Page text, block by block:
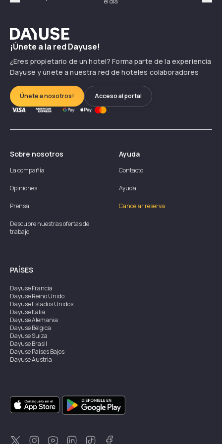
Précédent
Dayuse
¡Únete a la red Dayuse!
¿Eres propietario de un hotel? Forma parte de la experiencia
Dayuse y únete a nuestra red de hoteles colaboradores
Únete a nosotros! Acceso al portal
Sobre nosotros
La compañía
Opiniones
Prensa
Descubre nuestras ofertas de
trabajo
Ayuda
Contacto
Ayuda
Cancelar reserva
PAÍSES
DayuseFrancia
DayuseReino Unido
DayuseEstados Unidos
DayuseItalia
DayuseAlemania
DayuseBélgica
DayuseSuiza
DayuseBrasil
DayusePaíses Bajos
DayuseAustria
DayuseSingapur
DayuseSuecia
DayuseTailandia
DayuseNueva Zelanda